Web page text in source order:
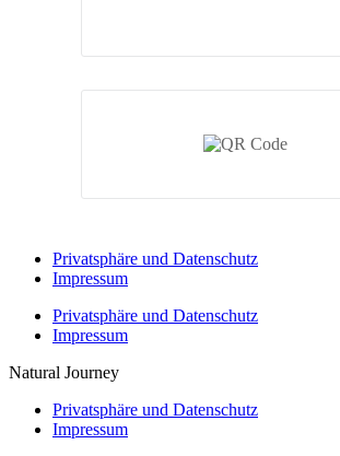
Privatsphäre und Datenschutz
Impressum
Privatsphäre und Datenschutz
Impressum
Natural Journey
Privatsphäre und Datenschutz
Impressum